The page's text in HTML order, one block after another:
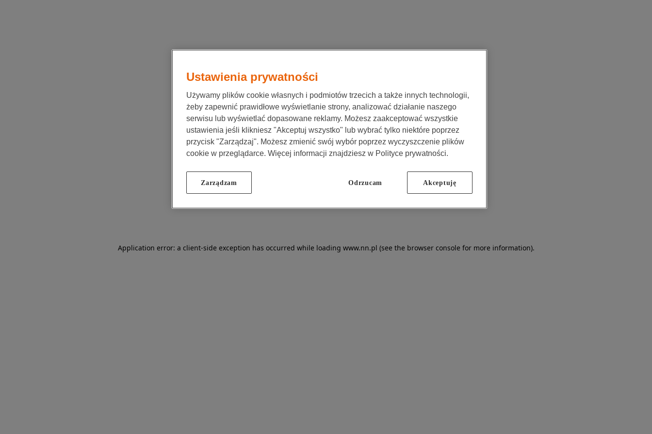
Application error: a client-side exception has occurred while loading www.nn.pl (see the browser console for more information).
Ustawienia prywatności
Używamy plików cookie własnych i podmiotów trzecich a także innych technologii,
żeby zapewnić prawidłowe wyświetlanie strony, analizować działanie naszego
serwisu lub wyświetlać dopasowane reklamy. Możesz zaakceptować wszystkie
ustawienia jeśli klikniesz "Akceptuj wszystko" lub wybrać tylko niektóre poprzez
przycisk "Zarządzaj". Możesz zmienić swój wybór poprzez wyczyszczenie plików
cookie w przeglądarce. Więcej informacji znajdziesz w Polityce prywatności.
Zarządzam Odrzucam Akceptuję